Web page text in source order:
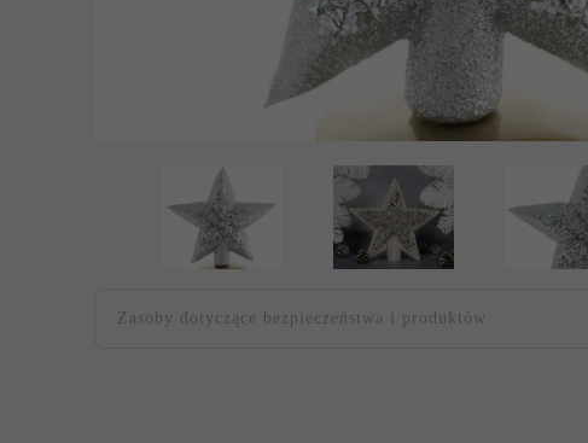
Zasoby dotyczące bezpieczeństwa i produktów